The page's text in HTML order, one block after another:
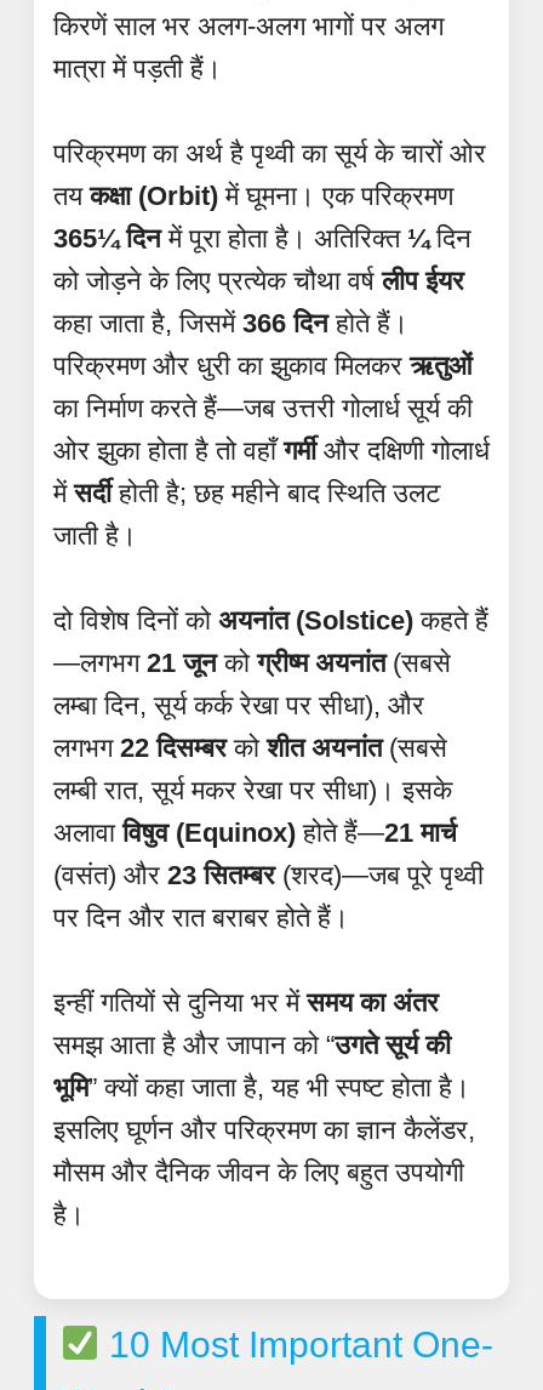
किरणें साल भर अलग-अलग भागों पर अलग
मात्रा में पड़ती हैं।
परिक्रमण का अर्थ है पृथ्वी का सूर्य के चारों ओर
तयकक्षा (Orbit) में घूमना। एक परिक्रमण
365¼ दिनमें पूरा होता है। अतिरिक्त ¼दिन
को जोड़ने के लिए प्रत्येक चौथा वर्षलीप ईयर
कहा जाता है, जिसमें 366 दिनहोते हैं।
परिक्रमण और धुरी का झुकाव मिलकरऋतुओं
का निर्माण करते हैं—जब उत्तरी गोलार्ध सूर्य की
ओर झुका होता है तो वहाँगर्मीऔर दक्षिणी गोलार्ध
मेंसर्दीहोती है; छह महीने बाद स्थिति उलट
जाती है।
दो विशेष दिनों को अयनांत (Solstice) कहते हैं
—लगभग 21 जूनकोग्रीष्म अयनांत(सबसे
लम्बा दिन, सूर्य कर्क रेखा पर सीधा), और
लगभग 22 दिसम्बरकोशीत अयनांत(सबसे
लम्बी रात, सूर्य मकर रेखा पर सीधा)। इसके
अलावाविषुव (Equinox) होते हैं—21 मार्च
(वसंत) और 23 सितम्बर(शरद)—जब पूरे पृथ्वी
पर दिन और रात बराबर होते हैं।
इन्हीं गतियों से दुनिया भर मेंसमय का अंतर
समझ आता है और जापान को “उगते सूर्य की
भूमि” क्यों कहा जाता है, यह भी स्पष्ट होता है।
इसलिए घूर्णन और परिक्रमण का ज्ञान कैलेंडर,
मौसम और दैनिक जीवन के लिए बहुत उपयोगी
है।
10 Most Important One-